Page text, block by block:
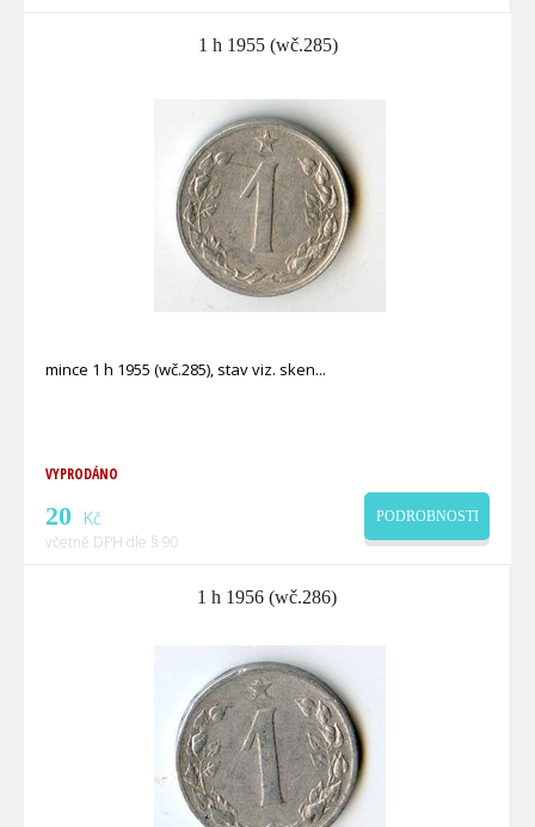
1 h 1955 (wč.285)
mince 1 h 1955 (wč.285), stav viz. sken
VYPRODÁNO
20 Kč
včetně DPH dle § 90
PODROBNOSTI
1 h 1956 (wč.286)